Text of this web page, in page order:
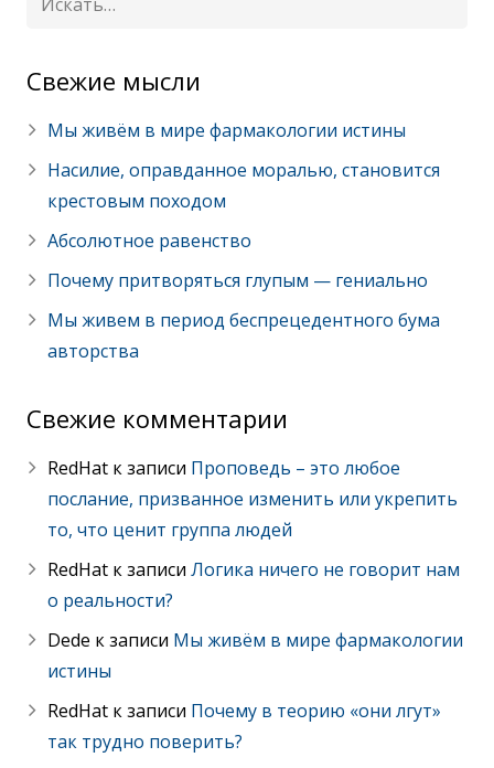
Cвежие мысли
Мы живём в мире фармакологии истины
Насилие, оправданное моралью, становится
крестовым походом
Абсолютное равенство
Почему притворяться глупым — гениально
Мы живем в период беспрецедентного бума
авторства
Свежие комментарии
RedHat к записи Проповедь – это любое
послание, призванное изменить или укрепить
то, что ценит группа людей
RedHat к записиЛогика ничего не говорит нам
о реальности?
Dede к записи Мы живём в мире фармакологии
истины
RedHat к записи Почему в теорию «они лгут»
так трудно поверить?